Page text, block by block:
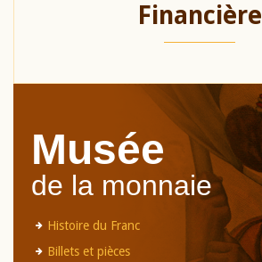
Financière
Musée
de la monnaie
Histoire du Franc
Billets et pièces